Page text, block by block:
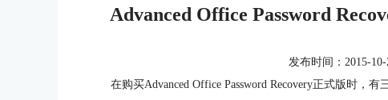
Advanced Office Password
发布时间：2015-10-
在购买Advanced Office Password Recovery正式版时，